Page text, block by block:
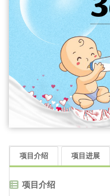
项目介绍 项目进展
项目介绍